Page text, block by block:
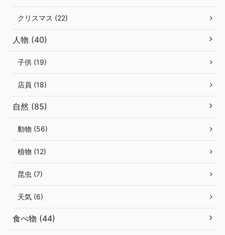
クリスマス (22)
人物 (40)
子供 (19)
店員 (18)
自然 (85)
動物 (56)
植物 (12)
昆虫 (7)
天気 (6)
食べ物 (44)